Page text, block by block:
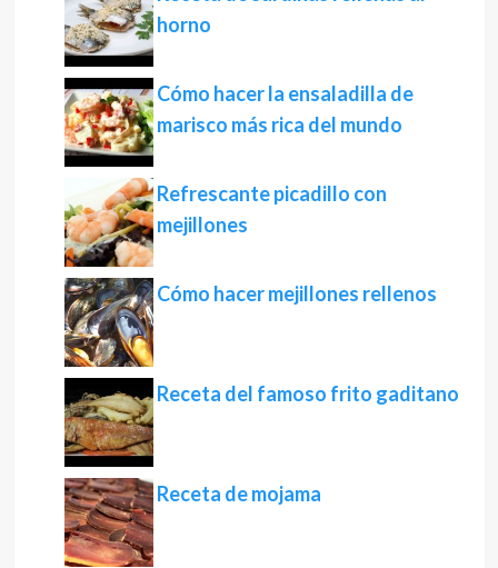
horno
Cómo hacer la ensaladilla de
marisco más rica del mundo
Refrescante picadillo con
mejillones
Cómo hacer mejillones rellenos
Receta del famoso frito gaditano
Receta de mojama